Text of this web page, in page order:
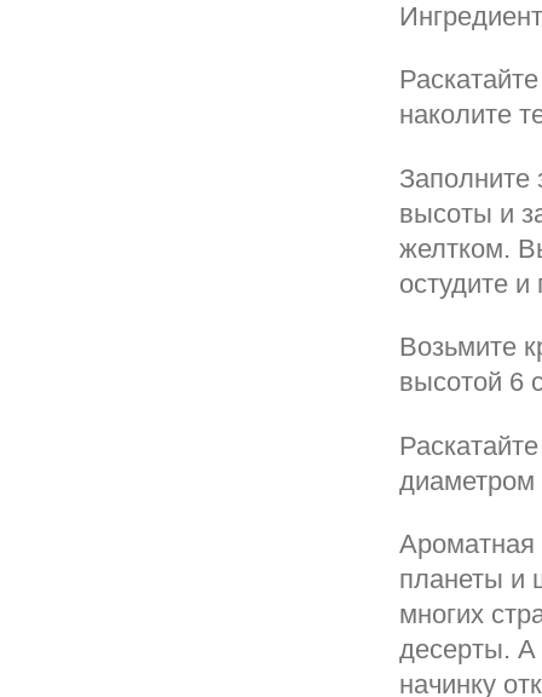
наколите
Заполните
высоты и
желтком.
остудите
Возьмите
высотой 6
диаметром
Ароматная
планеты и
многих
десерты. А
начинку